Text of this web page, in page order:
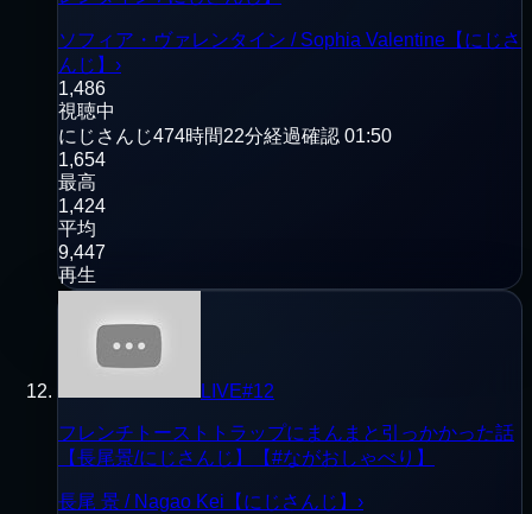
ソフィア・ヴァレンタイン / Sophia Valentine【にじさ
んじ】 ›
1,486
視聴中
にじさんじ474時間22分経過確認 01:50
1,654
最高
1,424
平均
9,447
再生
LIVE#12
フレンチトーストトラップにまんまと引っかかった話
【長尾景/にじさんじ】【#ながおしゃべり】
長尾 景 / Nagao Kei【にじさんじ】 ›